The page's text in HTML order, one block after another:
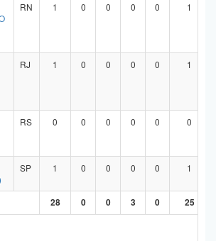
RN 1 0 0 0 0 1
RJ 1 0 0 0 0 1
RS 0 0 0 0 0 0
SP 1 0 0 0 0 1
28 0 0 3 0 25